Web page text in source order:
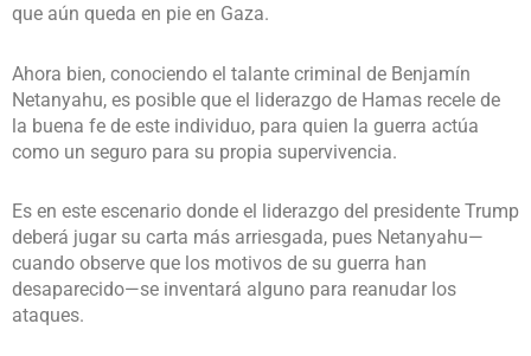
que aún queda en pie en Gaza.
Ahora bien, conociendo el talante criminal de Benjamín
Netanyahu, es posible que el liderazgo de Hamas recele de
la buena fe de este individuo, para quien la guerra actúa
como un seguro para su propia supervivencia.
Es en este escenario donde el liderazgo del presidente Trump
deberá jugar su carta más arriesgada, pues Netanyahu—
cuando observe que los motivos de su guerra han
desaparecido—se inventará alguno para reanudar los
ataques.